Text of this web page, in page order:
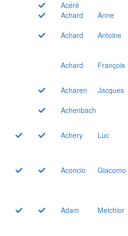
Acéré
Achard
Anne
Achard
Antoine
Achard
François
Acharen
Jacques
Achenbach
Achery
Luc
Aconcio Giacomo
Adam Melchior